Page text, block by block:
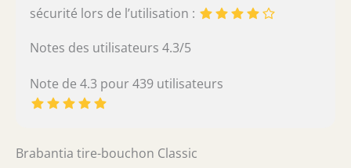
sécurité lors de l’utilisation :
Notes des utilisateurs 4.3/5
Note de 4.3 pour 439 utilisateurs
Brabantia tire-bouchon Classic